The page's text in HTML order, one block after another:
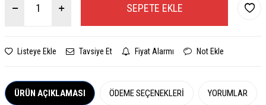
SEPETE EKLE
Listeye Ekle Tavsiye Et Fiyat Alarmı Not Ekle
ÜRÜN AÇIKLAMASI ÖDEME SEÇENEKLERI YORUMLAR